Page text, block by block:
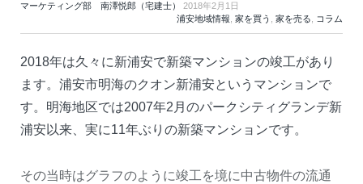
マーケティング部 南澤悦郎（宅建士）
2018年2月1日
浦安地域情報, 家を買う , 家を売る, コラム
2018年は久々に新浦安で新築マンションの竣工があり
ます。浦安市明海のクオン新浦安というマンションで
す。明海地区では2007年2月のパークシティグランデ新
浦安以来、実に11年ぶりの新築マンションです。
その当時はグラフのように竣工を境に中古物件の流通